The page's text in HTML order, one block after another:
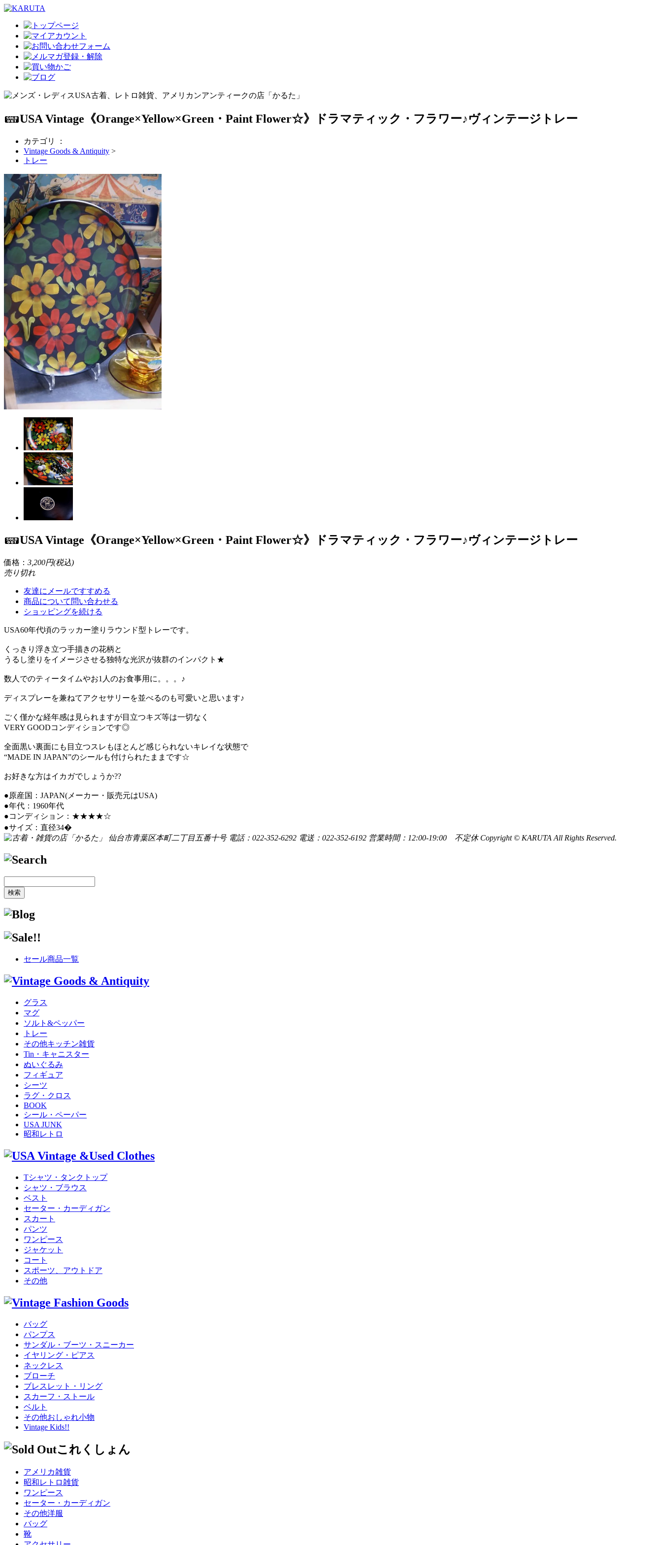
USA Vintage《Orange×Yellow×Green・Paint Flower☆》ドラマティック・フラワー♪ヴィンテージトレー
カテゴリ ：
Vintage Goods & Antiquity >
トレー
USA Vintage《Orange×Yellow×Green・Paint Flower☆》ドラマティック・フラワー♪ヴィンテージトレー
価格： 3,200円(税込)
売り切れ
友達にメールですすめる
商品について問い合わせる
ショッピングを続ける
USA60年代頃のラッカー塗りラウンド型トレーです。
くっきり浮き立つ手描きの花柄と
うるし塗りをイメージさせる独特な光沢が抜群のインパクト★
数人でのティータイムやお1人のお食事用に。。。♪
ディスプレーを兼ねてアクセサリーを並べるのも可愛いと思います♪
ごく僅かな経年感は見られますが目立つキズ等は一切なく
VERY GOODコンディションです◎
全面黒い裏面にも目立つスレもほとんど感じられないキレイな状態で
“MADE IN JAPAN”のシールも付けられたままです☆
お好きな方はイカガでしょうか??
●原産国：JAPAN(メーカー・販売元はUSA)
●年代：1960年代
●コンディション：★★★★☆
●サイズ：直径34�
セール商品一覧
グラス
マグ
ソルト&ペッパー
トレー
その他キッチン雑貨
Tin・キャニスター
ぬいぐるみ
フィギュア
シーツ
ラグ・クロス
BOOK
シール・ペーパー
USA JUNK
昭和レトロ
Tシャツ・タンクトップ
シャツ・ブラウス
ベスト
セーター・カーディガン
スカート
パンツ
ワンピース
ジャケット
コート
スポーツ、アウトドア
その他
バッグ
パンプス
サンダル・ブーツ・スニーカー
イヤリング・ピアス
ネックレス
ブローチ
ブレスレット・リング
スカーフ・ストール
ベルト
その他おしゃれ小物
Vintage Kids!!
アメリカ雑貨
昭和レトロ雑貨
ワンピース
セーター・カーディガン
その他洋服
バッグ
靴